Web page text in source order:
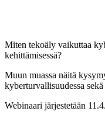
Miten tekoäly vaikuttaa
kehittämisessä?
Muun muassa näitä
kyberturvallisuudessa
Webinaari järjestetään